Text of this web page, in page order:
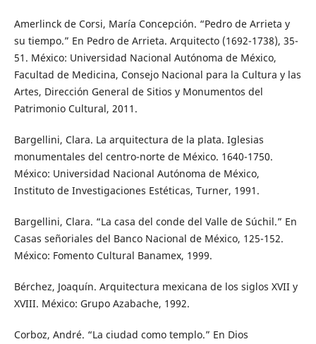
Amerlinck de Corsi, María Concepción. “Pedro de Arrieta y
su tiempo.” En Pedro de Arrieta. Arquitecto (1692-1738), 35-
51. México: Universidad Nacional Autónoma de México,
Facultad de Medicina, Consejo Nacional para la Cultura y las
Artes, Dirección General de Sitios y Monumentos del
Patrimonio Cultural, 2011.
Bargellini, Clara. La arquitectura de la plata. Iglesias
monumentales del centro-norte de México. 1640-1750.
México: Universidad Nacional Autónoma de México,
Instituto de Investigaciones Estéticas, Turner, 1991.
Bargellini, Clara. “La casa del conde del Valle de Súchil.” En
Casas señoriales del Banco Nacional de México, 125-152.
México: Fomento Cultural Banamex, 1999.
Bérchez, Joaquín. Arquitectura mexicana de los siglos XVII y
XVIII. México: Grupo Azabache, 1992.
Corboz, André. “La ciudad como templo.” En Dios